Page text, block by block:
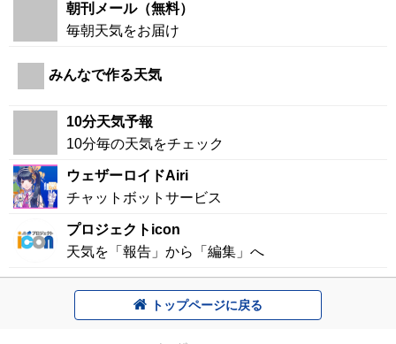
朝刊メール（無料）
毎朝天気をお届け
みんなで作る天気
10分天気予報
10分毎の天気をチェック
ウェザーロイドAiri
チャットボットサービス
プロジェクトicon
天気を「報告」から「編集」へ
トップページに戻る